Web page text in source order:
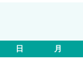
日 月